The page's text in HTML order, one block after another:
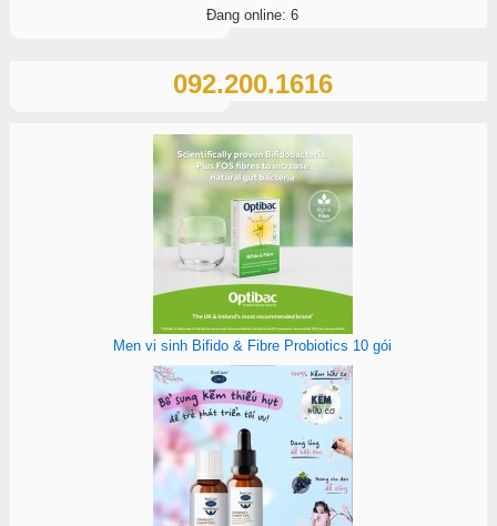
Đang online: 6
092.200.1616
Men vi sinh Bifido & Fibre Probiotics 10 gói